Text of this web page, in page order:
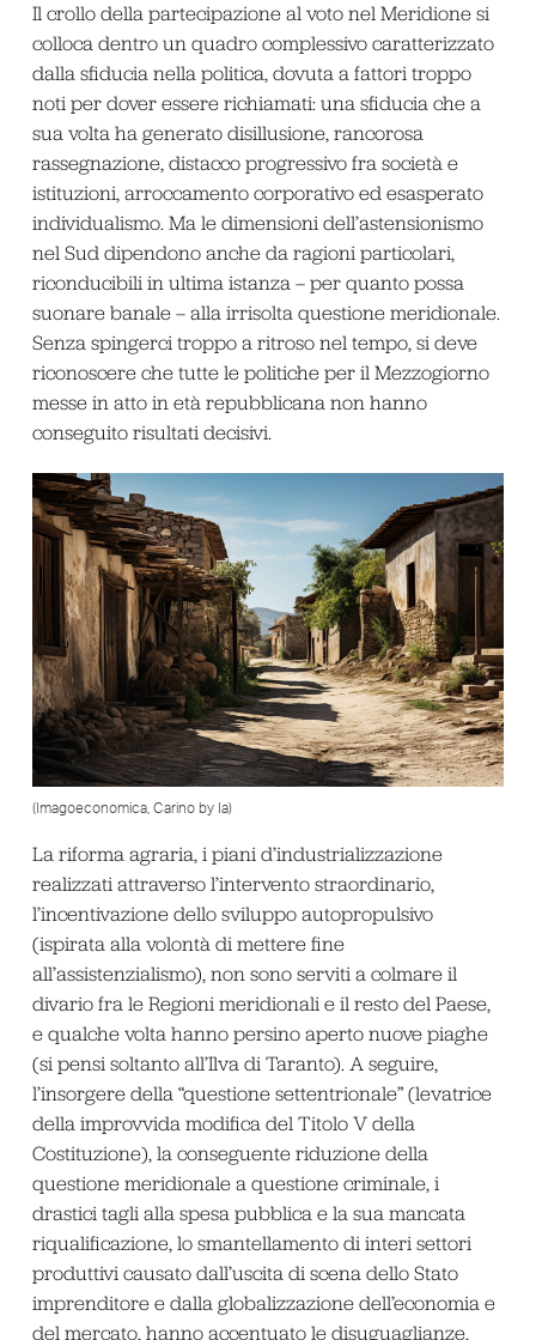
Il crollo della partecipazione al voto nel Meridione si
colloca dentro un quadro complessivo caratterizzato
dalla sfiducia nella politica, dovuta a fattori troppo
noti per dover essere richiamati: una sfiducia che a
sua volta ha generato disillusione, rancorosa
rassegnazione, distacco progressivo fra società e
istituzioni, arroccamento corporativo ed esasperato
individualismo. Ma le dimensioni dell’astensionismo
nel Sud dipendono anche da ragioni particolari,
riconducibili in ultima istanza – per quanto possa
suonare banale – alla irrisolta questione meridionale.
Senza spingerci troppo a ritroso nel tempo, si deve
riconoscere che tutte le politiche per il Mezzogiorno
messe in atto in età repubblicana non hanno
conseguito risultati decisivi.
(Imagoeconomica, Carino by Ia)
La riforma agraria, i piani d’industrializzazione
realizzati attraverso l’intervento straordinario,
l’incentivazione dello sviluppo autopropulsivo
(ispirata alla volontà di mettere fine
all’assistenzialismo), non sono serviti a colmare il
divario fra le Regioni meridionali e il resto del Paese,
e qualche volta hanno persino aperto nuove piaghe
(si pensi soltanto all’Ilva di Taranto). A seguire,
l’insorgere della “questione settentrionale” (levatrice
della improvvida modifica del Titolo V della
Costituzione), la conseguente riduzione della
questione meridionale a questione criminale, i
drastici tagli alla spesa pubblica e la sua mancata
riqualificazione, lo smantellamento di interi settori
produttivi causato dall’uscita di scena dello Stato
imprenditore e dalla globalizzazione dell’economia e
del mercato, hanno accentuato le disuguaglianze,